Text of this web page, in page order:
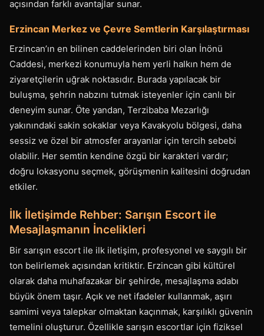
açısından farklı avantajlar sunar.
Erzincan Merkez ve Çevre Semtlerin Karşılaştırması
Erzincan’ın en bilinen caddelerinden biri olan İnönü
Caddesi, merkezi konumuyla hem yerli halkın hem de
ziyaretçilerin uğrak noktasıdır. Burada yapılacak bir
buluşma, şehrin nabzını tutmak isteyenler için canlı bir
deneyim sunar. Öte yandan, Terzibaba Mezarlığı
yakınındaki sakin sokaklar veya Kavakyolu bölgesi, daha
sessiz ve özel bir atmosfer arayanlar için tercih sebebi
olabilir. Her semtin kendine özgü bir karakteri vardır;
doğru lokasyonu seçmek, görüşmenin kalitesini doğrudan
etkiler.
İlk İletişimde Rehber: Sarışın Escort ile
Mesajlaşmanın İncelikleri
Bir sarışın escort ile ilk iletişim, profesyonel ve saygılı bir
ton belirlemek açısından kritiktir. Erzincan gibi kültürel
olarak daha muhafazakar bir şehirde, mesajlaşma adabı
büyük önem taşır. Açık ve net ifadeler kullanmak, aşırı
samimi veya talepkar olmaktan kaçınmak, karşılıklı güvenin
temelini oluşturur. Özellikle sarışın escortlar için fiziksel